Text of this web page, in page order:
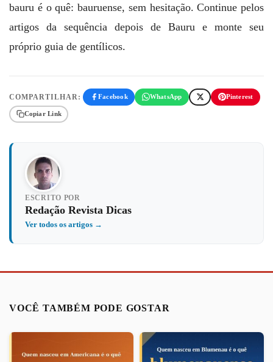
bauru é o quê: bauruense, sem hesitação. Continue pelos
artigos da sequência depois de Bauru e monte seu
próprio guia de gentílicos.
COMPARTILHAR: Facebook WhatsApp Pinterest
Copiar Link
ESCRITO POR
Redação Revista Dicas
Ver todos os artigos →
VOCÊ TAMBÉM PODE GOSTAR